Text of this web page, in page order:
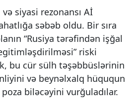
siyasi rezonansı Aİ
səbəb oldu. Bir sıra
“Rusiya tərəfindən işğal
riski
bu cür sülh təşəbbüslərinin
və beynəlxalq hüququn
biləcəyini vurğuladılar.